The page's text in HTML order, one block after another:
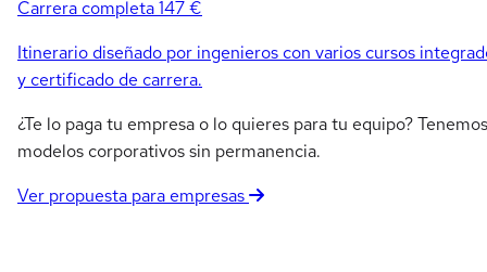
Carrera completa147 €
Itinerario diseñado por ingenieros con varios cursos
y certificado de carrera.
¿Te lo paga tu empresa o lo quieres para tu equipo? Tenemos
modelos corporativos sin permanencia.
Ver propuesta para empresas